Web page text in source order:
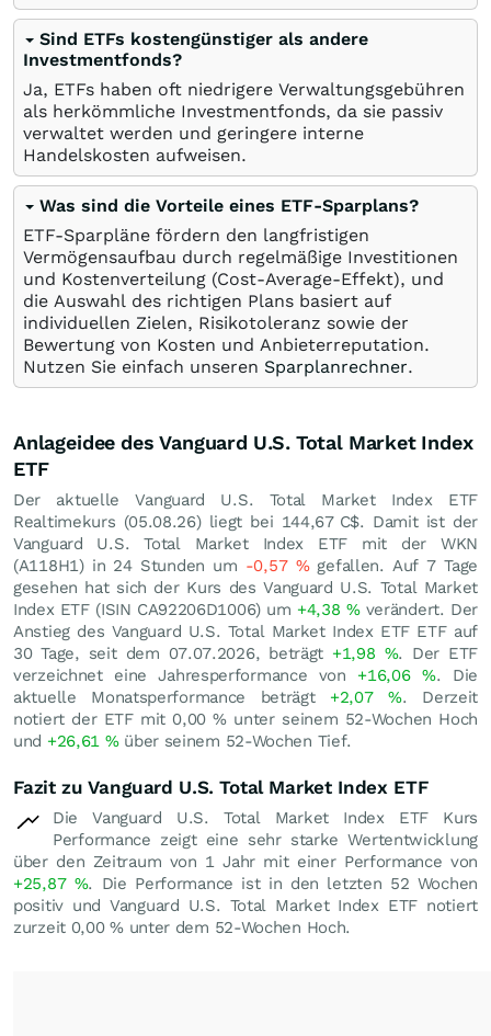
Sind ETFs kostengünstiger als andere
Investmentfonds?
Ja, ETFs haben oft niedrigere Verwaltungsgebühren
als herkömmliche Investmentfonds, da sie passiv
verwaltet werden und geringere interne
Handelskosten aufweisen.
Was sind die Vorteile eines ETF-Sparplans?
ETF-Sparpläne fördern den langfristigen
Vermögensaufbau durch regelmäßige Investitionen
und Kostenverteilung (Cost-Average-Effekt), und
die Auswahl des richtigen Plans basiert auf
individuellen Zielen, Risikotoleranz sowie der
Bewertung von Kosten und Anbieterreputation.
Nutzen Sie einfach unseren Sparplanrechner.
Anlageidee des Vanguard U.S. Total Market Index
ETF
Der aktuelle Vanguard U.S. Total Market Index ETF
Realtimekurs (05.08.26) liegt bei 144,67 C$. Damit ist der
Vanguard U.S. Total Market Index ETF mit der WKN
(A118H1) in 24 Stunden um -0,57 %gefallen. Auf 7 Tage
gesehen hat sich der Kurs des Vanguard U.S. Total Market
Index ETF (ISIN CA92206D1006) um +4,38 %verändert. Der
Anstieg des Vanguard U.S. Total Market Index ETF ETF auf
30 Tage, seit dem 07.07.2026, beträgt +1,98 %. Der ETF
verzeichnet eine Jahresperformance von +16,06%. Die
aktuelle Monatsperformance beträgt +2,07%. Derzeit
notiert der ETF mit 0,00% unter seinem 52-Wochen Hoch
und +26,61 %über seinem 52-Wochen Tief.
Fazit zu Vanguard U.S. Total Market Index ETF
Die Vanguard U.S. Total Market Index ETF Kurs
Performance zeigt eine sehr starke Wertentwicklung
über den Zeitraum von 1 Jahr mit einer Performance von
+25,87 %. Die Performance ist in den letzten 52 Wochen
positiv und Vanguard U.S. Total Market Index ETF notiert
zurzeit 0,00%unter dem 52-Wochen Hoch.